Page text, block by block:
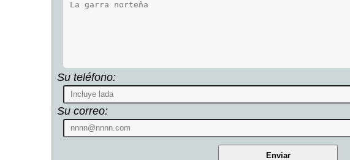
Su teléfono:
Su correo: